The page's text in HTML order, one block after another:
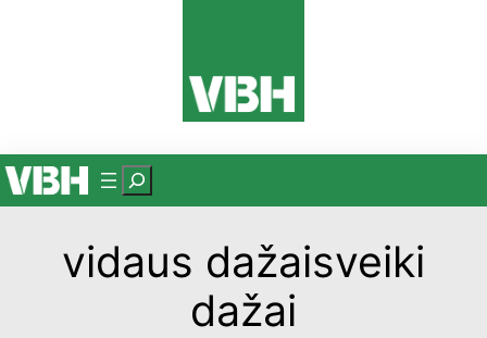
P
a
e
vidaus dažaisveiki
dažai